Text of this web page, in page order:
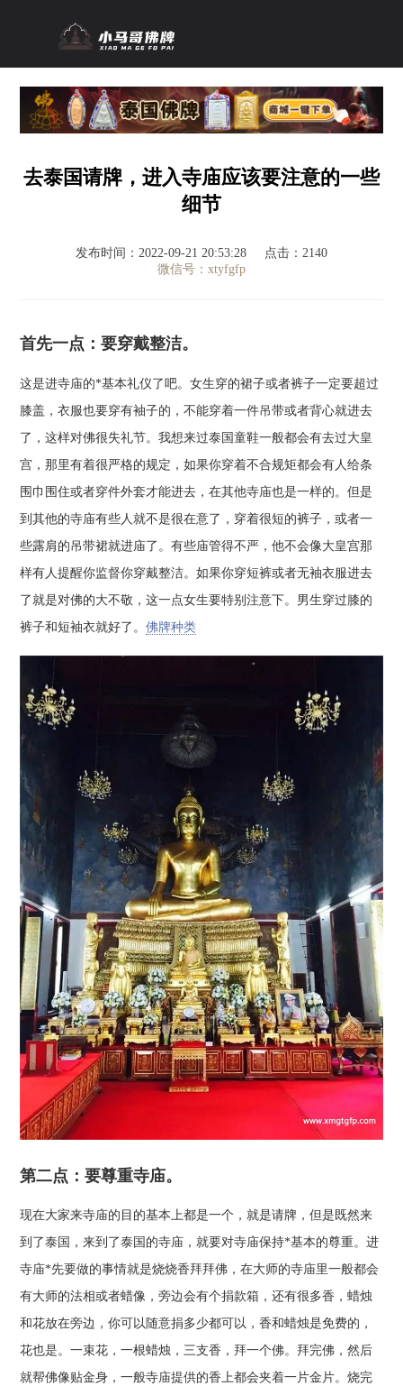
去泰国请牌，进入寺庙应该要注意的一些
细节
发布时间：2022-09-21 20:53:28
点击：2140
微信号：xtyfgfp
首先一点：要穿戴整洁。
这是进寺庙的*基本礼仪了吧。女生穿的裙子或者裤子一定要超过
膝盖，衣服也要穿有袖子的，不能穿着一件吊带或者背心就进去
了，这样对佛很失礼节。我想来过泰国童鞋一般都会有去过大皇
宫，那里有着很严格的规定，如果你穿着不合规矩都会有人给条
围巾围住或者穿件外套才能进去，在其他寺庙也是一样的。但是
到其他的寺庙有些人就不是很在意了，穿着很短的裤子，或者一
些露肩的吊带裙就进庙了。有些庙管得不严，他不会像大皇宫那
样有人提醒你监督你穿戴整洁。如果你穿短裤或者无袖衣服进去
了就是对佛的大不敬，这一点女生要特别注意下。男生穿过膝的
裤子和短袖衣就好了。佛牌种类
第二点：要尊重寺庙。
现在大家来寺庙的目的基本上都是一个，就是请牌，但是既然来
到了泰国，来到了泰国的寺庙，就要对寺庙保持*基本的尊重。进
寺庙*先要做的事情就是烧烧香拜拜佛，在大师的寺庙里一般都会
有大师的法相或者蜡像，旁边会有个捐款箱，还有很多香，蜡烛
和花放在旁边，你可以随意捐多少都可以，香和蜡烛是免费的，
花也是。一束花，一根蜡烛，三支香，拜一个佛。拜完佛，然后
就帮佛像贴金身，一般寺庙提供的香上都会夹着一片金片。烧完